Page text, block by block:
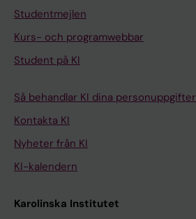
Studentmejlen
Kurs- och programwebbar
Student på KI
Så behandlar KI dina personuppgifter
Kontakta KI
Nyheter från KI
KI-kalendern
Karolinska Institutet